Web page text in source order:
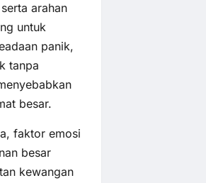
arahan
untuk
panik,
tanpa
besar.
faktor emosi
besar
kewangan